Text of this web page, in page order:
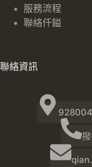
服務流程
聯絡仟鎰
聯絡資訊